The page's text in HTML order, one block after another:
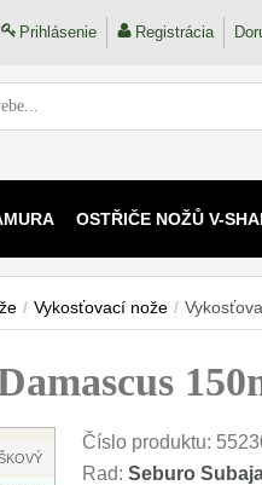
Prihlásenie Registrácia
OSTŘIČE NOŽŮ V-
/ Vykosťovací nože /
Číslo produktu:
Rad: Seburo